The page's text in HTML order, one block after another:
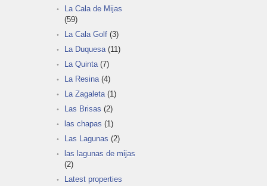
La Cala de Mijas
(59)
La Cala Golf (3)
La Duquesa (11)
La Quinta (7)
La Resina (4)
La Zagaleta (1)
Las Brisas (2)
las chapas (1)
Las Lagunas (2)
las lagunas de mijas
(2)
Latest properties